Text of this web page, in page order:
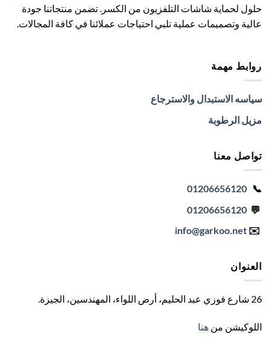
صفحة
المنتج
حلول لحماية شاشات التلفزيون من الكسر. تضمن منتجاتنا جودة
عالية وتصميمات عملية تلبي احتياجات عملائنا في كافة المجالات.
روابط مهمة
سياسه الاستبدال والاسترجاع
مزيل الرطوبة
تواصل معنا
📞
01206656120
💬
01206656120
✉️
info@garkoo.net
العنوان
26 شارع فوزي عبد الحليم، أرض اللواء، المهندسين، الجيزة .
اللوكيشن من هنا